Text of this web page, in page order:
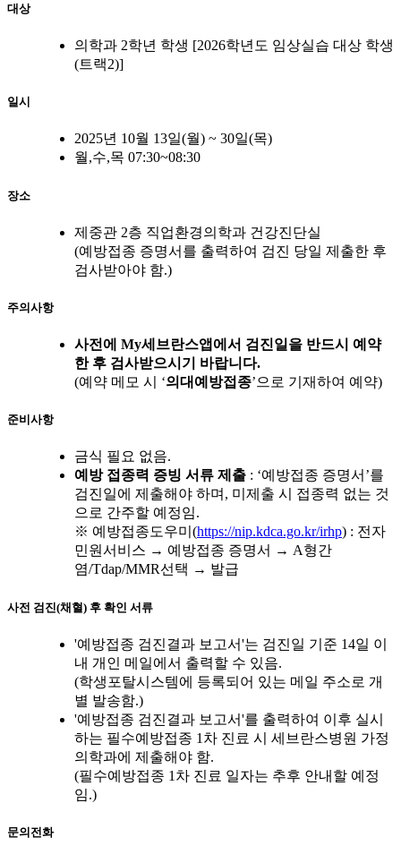
대상
의학과 2학년 학생 [2026학년도 임상실습 대상 학생
(트랙2)]
일시
2025년 10월 13일(월) ~ 30일(목)
월,수,목 07:30~08:30
장소
제중관 2층 직업환경의학과 건강진단실
(예방접종 증명서를 출력하여 검진 당일 제출한 후
검사받아야 함.)
주의사항
사전에 My세브란스앱 에서 검진일을 반드시 예약
한 후 검사받으시기 바랍니다.
(예약 메모 시 ‘의대예방접종’으로 기재하여 예약)
준비사항
금식 필요 없음.
예방 접종력 증빙 서류 제출 : ‘예방접종 증명서’를
검진일에 제출해야 하며, 미제출 시 접종력 없는 것
으로 간주할 예정임.
※ 예방접종도우미(https://nip.kdca.go.kr/irhp) : 전자
민원서비스 → 예방접종 증명서 → A형간
염/Tdap/MMR선택 → 발급
사전 검진(채혈) 후 확인 서류
'예방접종 검진결과 보고서'는 검진일 기준 14일 이
내 개인 메일에서 출력할 수 있음.
(학생포탈시스템에 등록되어 있는 메일 주소로 개
별 발송함.)
'예방접종 검진결과 보고서'를 출력하여 이후 실시
하는 필수예방접종 1차 진료 시 세브란스병원 가정
의학과에 제출해야 함.
(필수예방접종 1차 진료 일자는 추후 안내할 예정
임.)
문의전화